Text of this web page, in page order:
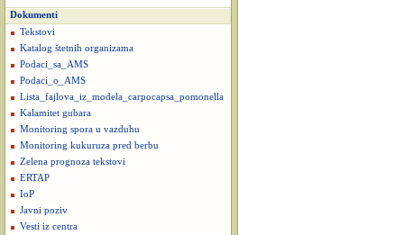
Dokumenti
Tekstovi
Katalog štetnih organizama
Podaci_sa_AMS
Podaci_o_AMS
Lista_fajlova_iz_modela_carpocapsa_pomonella
Kalamitet gubara
Monitoring spora u vazduhu
Monitoring kukuruza pred berbu
Zelena prognoza tekstovi
ERTAP
IoP
Javni poziv
Vesti iz centra